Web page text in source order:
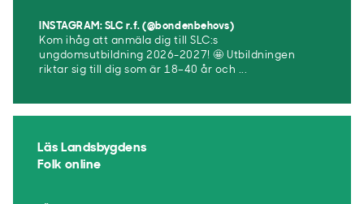
INSTAGRAM: SLC r.f. (@bondenbehovs)
Kom ihåg att anmäla dig till SLC:s
ungdomsutbildning 2026-2027! 🤩 Utbildningen
riktar sig till dig som är 18–40 år och ...
Läs Landsbygdens
Folk online